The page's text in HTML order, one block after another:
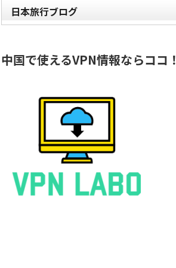
日本旅行ブログ
中国で使えるVPN情報ならココ！